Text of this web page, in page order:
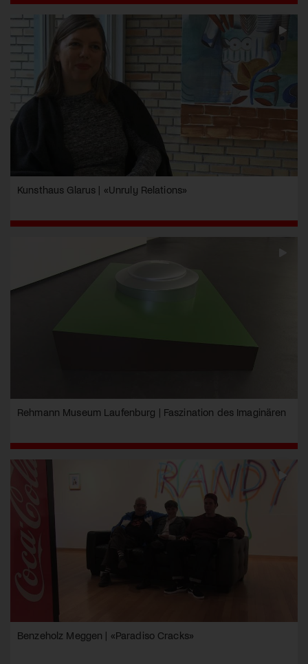
Kunsthaus Glarus | «Unruly Relations»
Rehmann Museum Laufenburg | Faszination des Imaginären
Benzeholz Meggen | «Paradiso Cracks»